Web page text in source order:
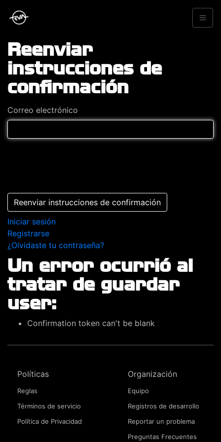
Reenviar
instrucciones de
confirmación
Correo electrónico
Reenviar instrucciones de confirmación
Iniciar sesión
Registrarse
¿Olvidaste tu contraseña?
Un error ocurrió al
tratar de guardar
user:
Confirmation token can't be blank
Políticas
Reglas
Términos de servicio
Política de Privacidad
Organización
Equipo
Registros de desarrollo
Reportar un problema
Preguntas Frecuentes